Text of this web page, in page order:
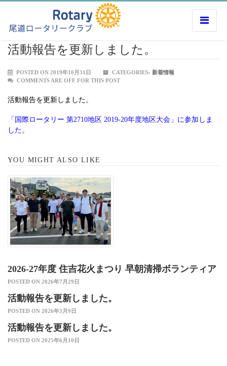
活動報告を更新しました。
POSTED ON 2019年10月31日 CATEGORIES: 新着情報
COMMENTS ARE OFF FOR THIS POST
活動報告を更新しました。
「国際ロータリー 第2710地区 2019-20年度地区大会」に参加しま
した。
YOU MIGHT ALSO LIKE
2026-27年度 住吉花火まつり 早朝清掃ボランティア
POSTED ON 2026年7月29日
活動報告を更新しました。
POSTED ON 2026年3月9日
活動報告を更新しました。
POSTED ON 2025年6月10日